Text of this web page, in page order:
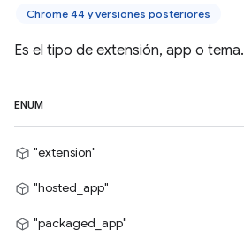
Chrome 44 y versiones posteriores
Es el tipo de extensión, app o tema.
ENUM
"extension"
"hosted_app"
"packaged_app"